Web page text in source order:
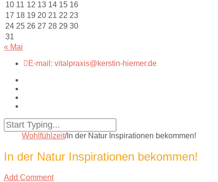
10 11 12 13 14 15 16
17 18 19 20 21 22 23
24 25 26 27 28 29 30
31
« Mai
E-mail: vitalpraxis@kerstin-hiemer.de
Wohlfühlzeit/In der Natur Inspirationen bekommen!
In der Natur Inspirationen bekommen!
Add Comment